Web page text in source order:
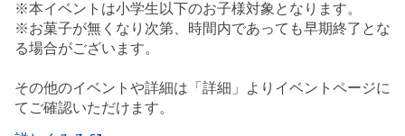
※本イベントは小学生以下のお子様対象となります。
※お菓子が無くなり次第、時間内であっても早期終了とな
る場合がございます。
その他のイベントや詳細は「詳細」よりイベントページに
てご確認いただけます。